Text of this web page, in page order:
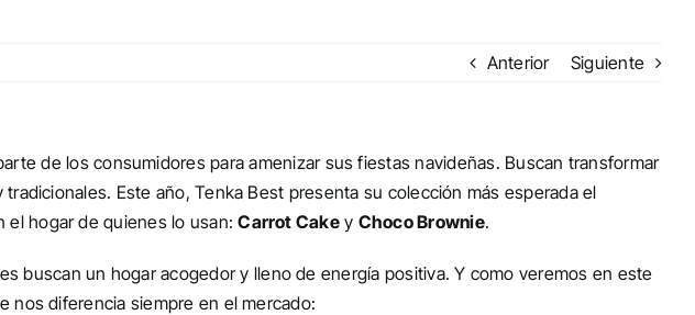
Anterior Siguiente
de los consumidores para amenizar sus fiestas navideñas. Buscan transformar
Este año, Tenka Best presenta su colección más esperada el
el hogar de quienes lo usan:Carrot Cakey Choco Brownie.
buscan un hogar acogedor y lleno de energía positiva. Y como veremos en este
nos diferencia siempre en el mercado: